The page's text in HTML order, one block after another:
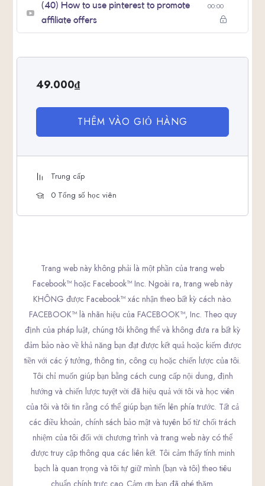
(40) How to use pinterest to promote
affiliate offers
00:00
49.000₫
THÊM VÀO GIỎ HÀNG
Trung cấp
0 Tổng số học viên
Trang web này không phải là một phần của trang web
Facebook™ hoặc Facebook™ Inc. Ngoài ra, trang web này
KHÔNG được Facebook™ xác nhận theo bất kỳ cách nào.
FACEBOOK™ là nhãn hiệu của FACEBOOK™, Inc. Theo quy
định của pháp luật, chúng tôi không thể và không đưa ra bất kỳ
đảm bảo nào về khả năng bạn đạt được kết quả hoặc kiếm được
tiền với các ý tưởng, thông tin, công cụ hoặc chiến lược của tôi.
Tôi chỉ muốn giúp bạn bằng cách cung cấp nội dung, định
hướng và chiến lược tuyệt vời đã hiệu quả với tôi và học viên
của tôi và tôi tin rằng có thể giúp bạn tiến lên phía trước. Tất cả
các điều khoản, chính sách bảo mật và tuyên bố từ chối trách
nhiệm của tôi đối với chương trình và trang web này có thể
được truy cập thông qua các liên kết. Tôi cảm thấy tính minh
bạch là quan trọng và tôi tự giữ mình (bạn và tôi) theo tiêu